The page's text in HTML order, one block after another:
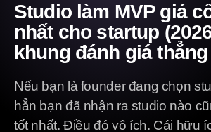
Studio làm MVP giá
nhất cho startup
khung đánh giá
Nếu bạn là founder đang chọn
hẳn bạn đã nhận ra studio nào
tốt nhất. Điều đó vô ích. Cái hữu